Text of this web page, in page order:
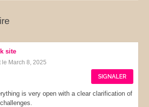
site
le March 8, 2025
SIGNALER
is very open with a clear clarification of